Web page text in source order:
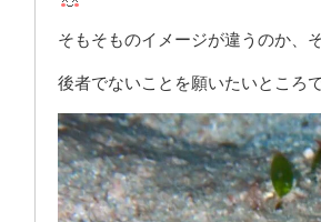
そもそものイメージが違うのか、
後者でないことを願いたいところ